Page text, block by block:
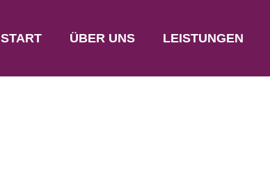
START ÜBER UNS LEISTUNGEN